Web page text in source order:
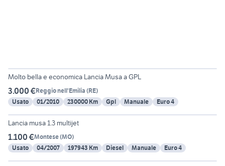
Molto bella e economica Lancia Musa a GPL
3.000 €Reggio nell'Emilia (RE)
Usato
01/2010 230000 Km Gpl Manuale Euro 4
6
Lancia musa 1.3 multijet
1.100 €Montese(MO)
Usato
04/2007 197943 Km Diesel Manuale Euro 4
10